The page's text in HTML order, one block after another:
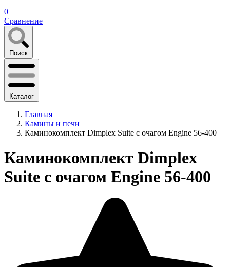
0
Сравнение
Поиск
Каталог
Главная
Камины и печи
Каминокомплект Dimplex Suite с очагом Engine 56-400
Каминокомплект Dimplex
Suite с очагом Engine 56-400